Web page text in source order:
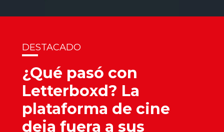
DESTACADO
¿Qué pasó con
Letterboxd? La
plataforma de cine
deja fuera a sus